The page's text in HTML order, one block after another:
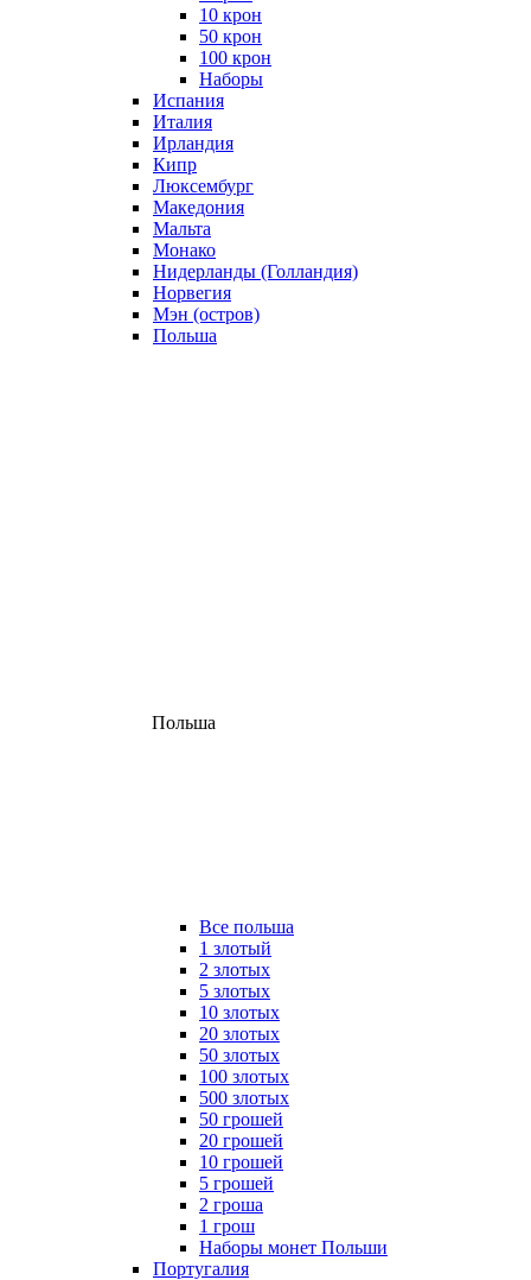
10 крон
50 крон
100 крон
Наборы
Испания
Италия
Ирландия
Кипр
Люксембург
Македония
Мальта
Монако
Нидерланды (Голландия)
Норвегия
Мэн (остров)
Польша
Польша
Все польша
1 злотый
2 злотых
5 злотых
10 злотых
20 злотых
50 злотых
100 злотых
500 злотых
50 грошей
20 грошей
10 грошей
5 грошей
2 гроша
1 грош
Наборы монет Польши
Португалия